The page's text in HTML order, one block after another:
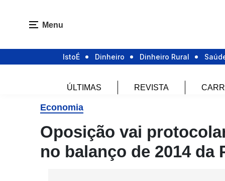
Menu
IstoÉ Dinheiro Dinheiro Rural
ÚLTIMAS REVISTA
Economia
Oposição vai
no balanço de 2014 da